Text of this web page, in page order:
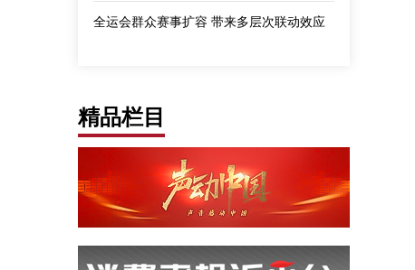
全运会群众赛事扩容 带来多层次联动效应
精品栏目